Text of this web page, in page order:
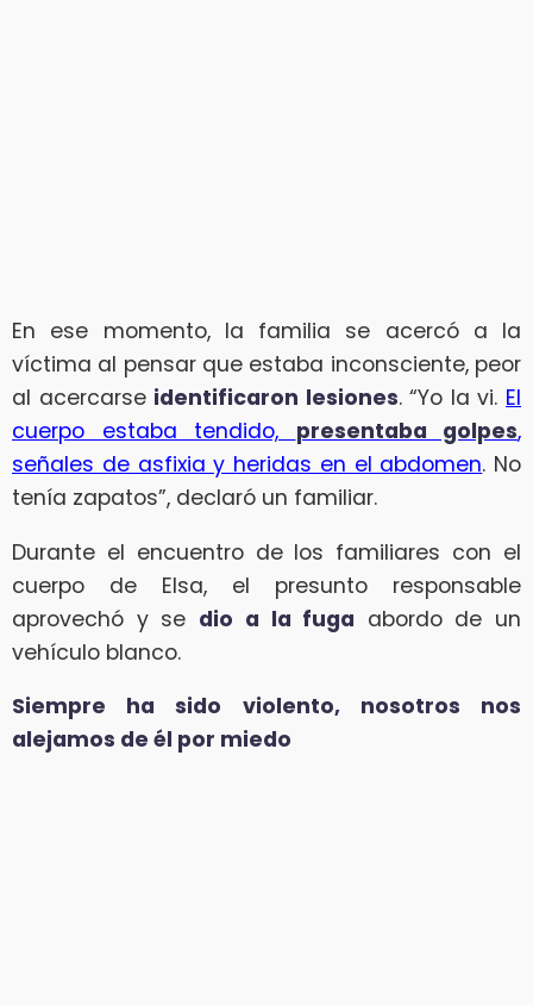
En ese momento, la familia se acercó a la
víctima al pensar que estaba inconsciente, peor
al acercarse identificaron lesiones. “Yo la vi. El
cuerpo estaba tendido, presentaba golpes,
señales de asfixia y heridas en el abdomen. No
tenía zapatos”, declaró un familiar.
Durante el encuentro de los familiares con el
cuerpo de Elsa, el presunto responsable
aprovechó y se dio a la fuga abordo de un
vehículo blanco.
Siempre ha sido violento, nosotros nos
alejamos de él por miedo